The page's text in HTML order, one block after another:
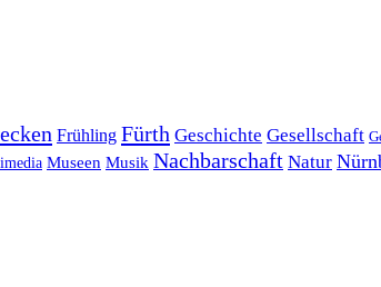
Frühling Fürth Geschichte Gesellschaft
Museen Musik Nachbarschaft Natur